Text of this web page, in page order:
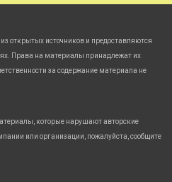
открытых источников и предоставляются
Права на материалы принадлежат их
за содержание материала не
которые нарушают авторские
или организации, пожалуйста, сообщите